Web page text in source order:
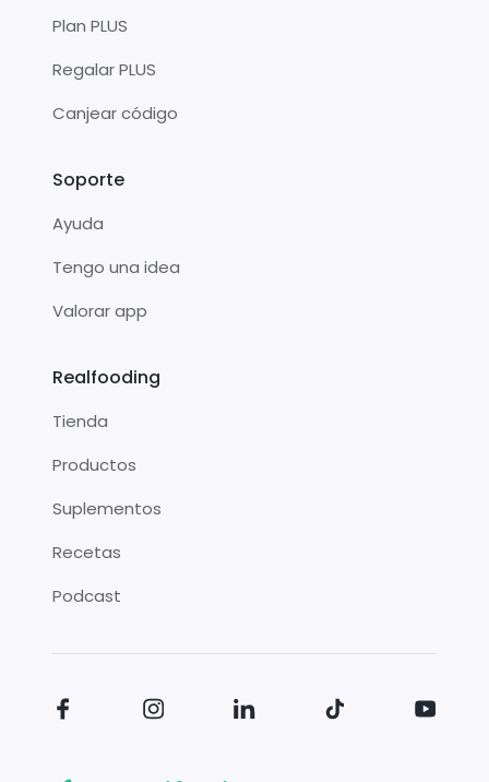
Plan PLUS
Regalar PLUS
Canjear código
Soporte
Ayuda
Tengo una idea
Valorar app
Realfooding
Tienda
Productos
Suplementos
Recetas
Podcast